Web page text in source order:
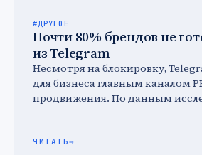
#ДРУГОЕ
Почти 80% брендов не
из Telegram
Несмотря на блокировку,
для бизнеса главным каналом
продвижения. По данным
ЧИТАТЬ→